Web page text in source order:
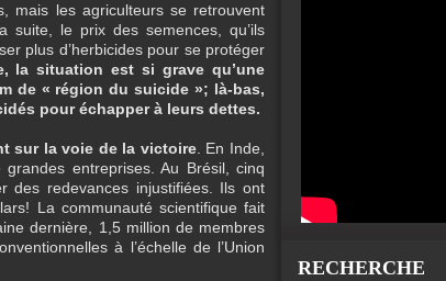
mais les agriculteurs se retrouvent
suite, le prix des semences, qu’ils
plus d’herbicides pour se protéger
la situation est si grave qu’une
de « région du suicide »; là-bas,
pour échapper à leurs dettes.
sur la voie de la victoire. En Inde,
entreprises. Au Brésil, cinq
des redevances injustifiées. Ils ont
La communauté scientifique fait
dernière, 1,5 million de membres
à l’échelle de l’Union
RECHERCHE